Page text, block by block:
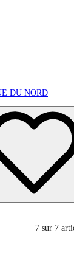
DU NORD
7 sur 7